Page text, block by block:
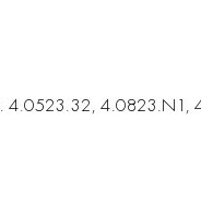
4.0823.N1,